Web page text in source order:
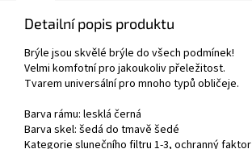
Detailní popis produktu
Brýle jsou skvělé brýle do všech podmínek!
Velmi komfotní pro jakoukoliv přeležitost.
Tvarem universální pro mnoho typů obličeje.
Barva rámu: lesklá černá
Barva skel: šedá do tmavě šedé
Kategorie slunečního filtru 1-3, ochranný faktor